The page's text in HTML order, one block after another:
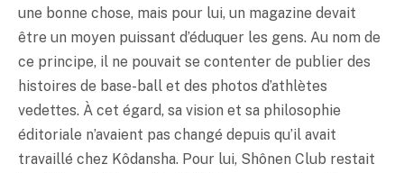
une bonne chose, mais pour lui, un magazine devait
être un moyen puissant d’éduquer les gens. Au nom de
ce principe, il ne pouvait se contenter de publier des
histoires de base-ball et des photos d’athlètes
vedettes. À cet égard, sa vision et sa philosophie
éditoriale n’avaient pas changé depuis qu’il avait
travaillé chez Kôdansha. Pour lui, Shônen Club restait